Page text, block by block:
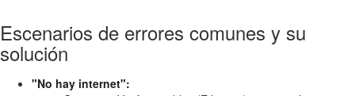
Escenarios de errores comunes y su
solución
"No hay internet":